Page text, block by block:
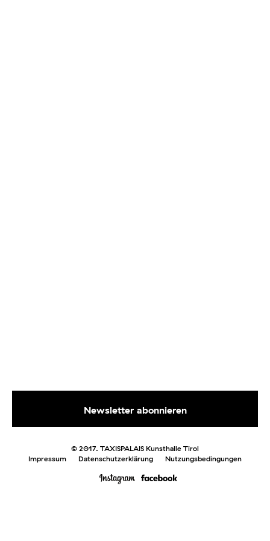
© 2017. TAXISPALAIS Kunsthalle Tirol
Impressum
Datenschutzerklärung Nutzungsbedingungen